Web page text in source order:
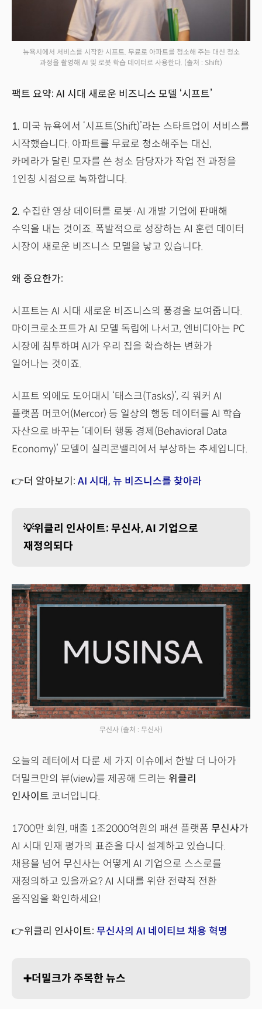
뉴욕시에서 서비스를 시작한 시프트. 무료로 아파트를 청소해 주는 대신 청소
과정을 촬영해 AI 및 로봇 학습 데이터로 사용한다. (출처 : Shift)
팩트 요약: AI 시대 새로운 비즈니스 모델 ‘시프트’
1. 미국 뉴욕에서 ‘시프트(Shift)’라는 스타트업이 서비스를
시작했습니다. 아파트를 무료로 청소해주는 대신,
카메라가 달린 모자를 쓴 청소 담당자가 작업 전 과정을
1인칭 시점으로 녹화합니다.
2. 수집한 영상 데이터를 로봇·AI 개발 기업에 판매해
수익을 내는 것이죠. 폭발적으로 성장하는 AI 훈련 데이터
시장이 새로운 비즈니스 모델을 낳고 있습니다.
왜 중요한가:
시프트는 AI 시대 새로운 비즈니스의 풍경을 보여줍니다.
마이크로소프트가 AI 모델 독립에 나서고, 엔비디아는 PC
시장에 침투하며 AI가 우리 집을 학습하는 변화가
일어나는 것이죠.
시프트 외에도 도어대시 ‘태스크(Tasks)’, 긱 워커 AI
플랫폼 머코어(Mercor) 등 일상의 행동 데이터를 AI 학습
자산으로 바꾸는 ‘데이터 행동 경제(Behavioral Data
Economy)’ 모델이 실리콘밸리에서 부상하는 추세입니다.
👉더 알아보기: AI 시대, 뉴 비즈니스를 찾아라
💡위클리 인사이트: 무신사, AI 기업으로
재정의되다
무신사 (출처 : 무신사)
오늘의 레터에서 다룬 세 가지 이슈에서 한발 더 나아가
더밀크만의 뷰(view)를 제공해 드리는 위클리
인사이트 코너입니다.
1700만 회원, 매출 1조2000억원의 패션 플랫폼 무신사가
AI 시대 인재 평가의 표준을 다시 설계하고 있습니다.
채용을 넘어 무신사는 어떻게 AI 기업으로 스스로를
재정의하고 있을까요? AI 시대를 위한 전략적 전환
움직임을 확인하세요!
👉위클리 인사이트: 무신사의 AI 네이티브 채용 혁명
➕더밀크가 주목한 뉴스